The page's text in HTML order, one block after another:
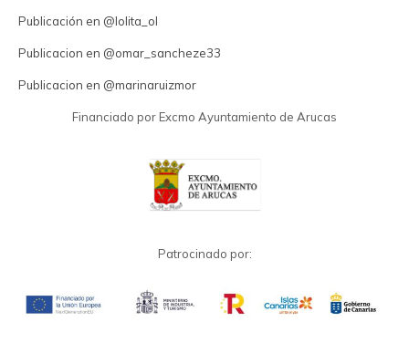
Publicación en @lolita_ol
Publicacion en @omar_sancheze33
Publicacion en @marinaruizmor
Financiado por Excmo Ayuntamiento de Arucas
Patrocinado por: